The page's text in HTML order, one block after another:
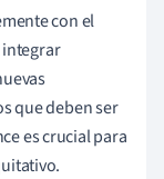
con el
integrar
que deben ser
es crucial para